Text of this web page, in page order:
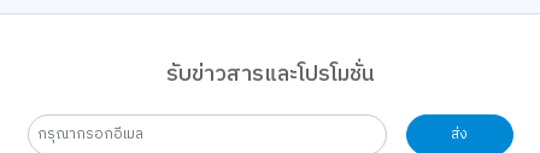
รับข่าวสารและโปรโมชั่น
ส่ง